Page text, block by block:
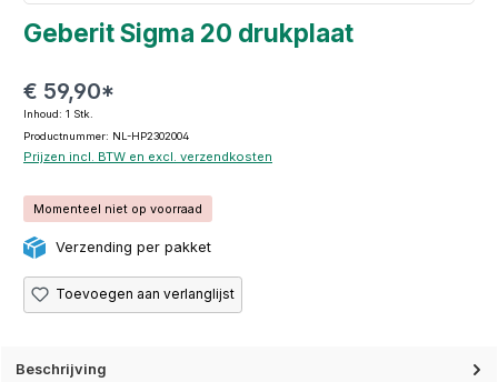
Geberit Sigma 20 drukplaat
€ 59,90*
Inhoud: 1 Stk.
Productnummer: NL-HP2302004
Prijzen incl. BTW en excl. verzendkosten
Momenteel niet op voorraad
Verzending per pakket
Toevoegen aan verlanglijst
Beschrijving